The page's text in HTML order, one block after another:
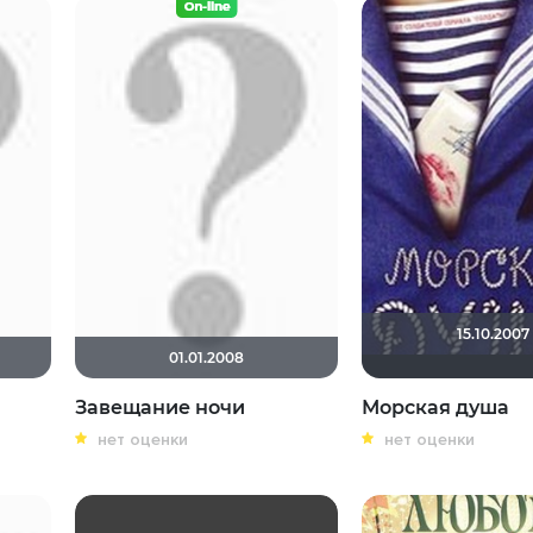
01.01.2008
Завещание ночи
нет оценки
15.10.2007
Морская душа
нет оценки